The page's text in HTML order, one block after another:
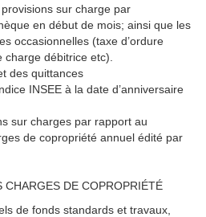
sur charge par
en début de mois; ainsi que les
occasionnelles (taxe d’ordure
débitrice etc).
des quittances
INSEE à la date d’anniversaire
sur charges par rapport au
de copropriété annuel édité par
CHARGES DE COPROPRIÉTÉ
de fonds standards et travaux,